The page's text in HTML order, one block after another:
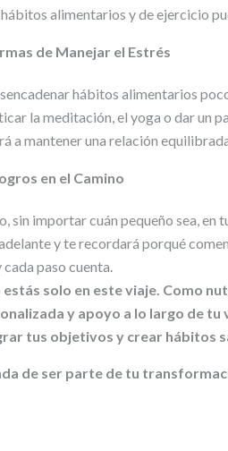
alimentarios y de ejercicio
de Manejar el Estrés
hábitos alimentarios
la meditación, el yoga o dar un
a mantener una relación
en el Camino
sin importar cuán pequeño sea, en
y te recordará porqué
paso cuenta.
estás solo en este viaje. Como
y apoyo a lo largo de tu
tus objetivos y crear hábitos
de ser parte de tu